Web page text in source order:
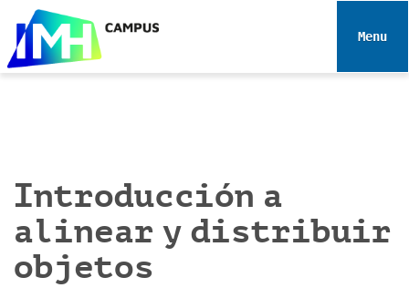
e
Toggle
Introducción a
alinear y distribuir
objetos